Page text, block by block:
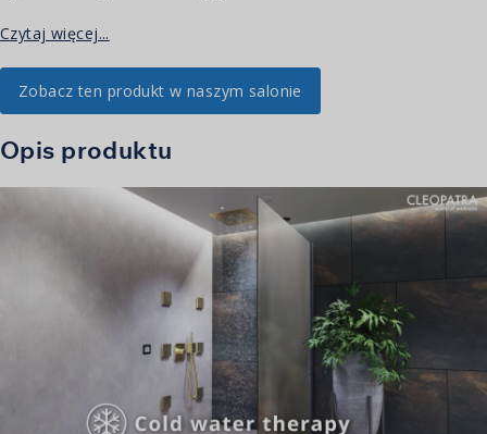
Czytaj więcej...
Zobacz ten produkt w naszym salonie
Opis produktu